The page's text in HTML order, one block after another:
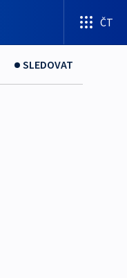
ČT
SLEDOVAT